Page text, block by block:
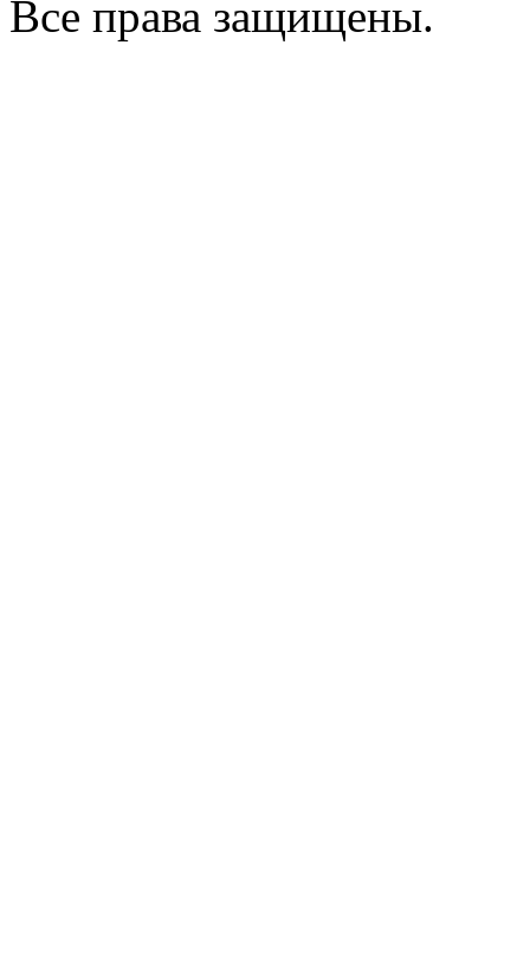
Все права защищены.